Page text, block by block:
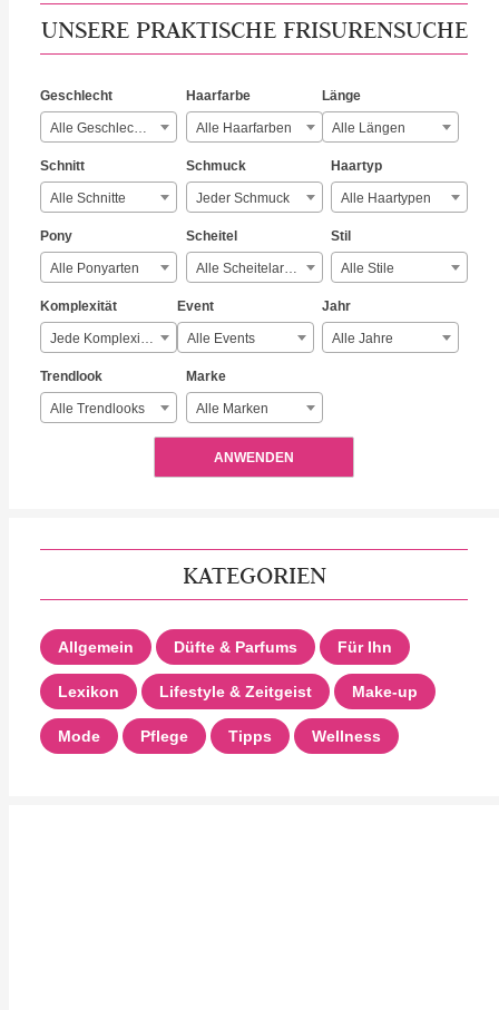
UNSERE PRAKTISCHE FRISURENSUCHE
Geschlecht
Alle Geschlechter
Haarfarbe
Alle Haarfarben
Länge
Alle Längen
Schnitt
Alle Schnitte
Schmuck
Jeder Schmuck
Haartyp
Alle Haartypen
Pony
Alle Ponyarten
Scheitel
Alle Scheitelarten
Stil
Alle Stile
Komplexität
Jede Komplexität
Event
Alle Events
Jahr
Alle Jahre
Trendlook
Alle Trendlooks
Marke
Alle Marken
ANWENDEN
KATEGORIEN
Allgemein Düfte & Parfums Für Ihn
Lexikon Lifestyle & Zeitgeist Make-up
Mode Pflege Tipps Wellness